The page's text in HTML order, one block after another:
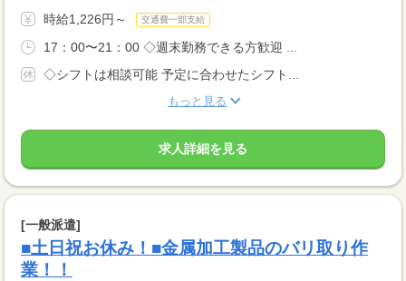
時給1,226円～ 交通費一部支給
17：00〜21：00 ◇週末勤務できる方歓迎 ...
◇シフトは相談可能 予定に合わせたシフト...
もっと見る
求人詳細を見る
[一般派遣]
■土日祝お休み！■金属加工製品のバリ取り作
業！！